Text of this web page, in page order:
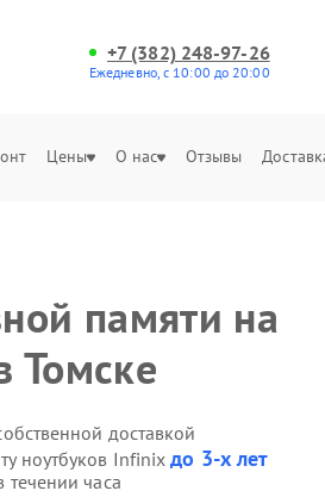
+7 (382) 248-97-26
Ежедневно, с 10:00 до 20:00
Цены О нас Отзывы
памяти на
Томске
доставкой
ноутбуков Infinixдо 3-х лет
часа